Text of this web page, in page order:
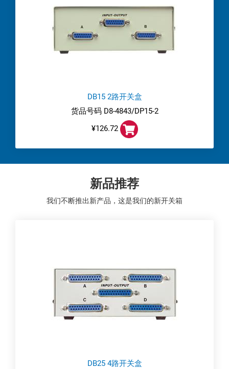
DB15 2路开关盒
货品号码 D8-4843/DP15-2
¥126.72
新品推荐
我们不断推出新产品，这是我们的新开关箱
DB25 4路开关盒